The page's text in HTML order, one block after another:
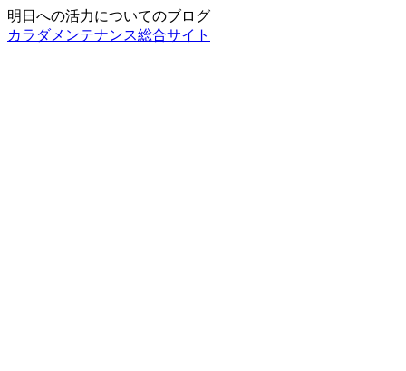
明日への活力についてのブログ
カラダメンテナンス総合サイト